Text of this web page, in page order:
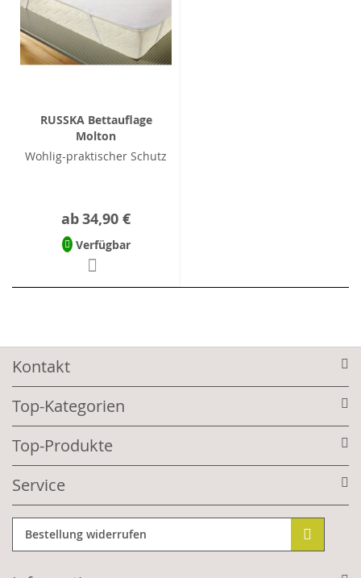
RUSSKA Bettauflage
Molton
Wohlig-praktischer Schutz
ab34,90 €
Verfügbar
Kontakt
Top-Kategorien
Top-Produkte
Service
Bestellung widerrufen